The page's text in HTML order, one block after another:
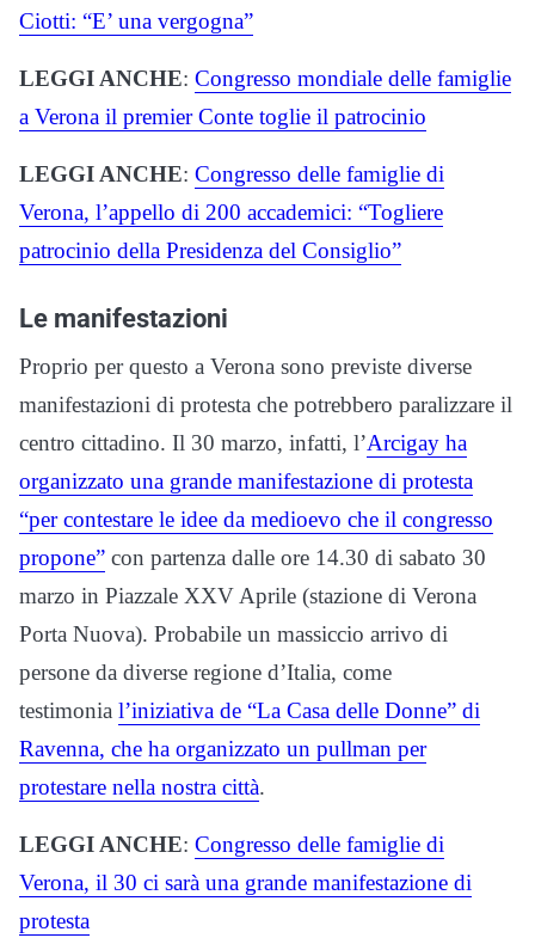
Ciotti: “E’ una vergogna”
LEGGI ANCHE: Congresso mondiale delle famiglie
a Verona il premier Conte toglie il patrocinio
LEGGI ANCHE: Congresso delle famiglie di
Verona, l’appello di 200 accademici: “Togliere
patrocinio della Presidenza del Consiglio”
Le manifestazioni
Proprio per questo a Verona sono previste diverse
manifestazioni di protesta che potrebbero paralizzare il
centro cittadino. Il 30 marzo, infatti, l’Arcigay ha
organizzato una grande manifestazione di protesta
“per contestare le idee da medioevo che il congresso
propone” con partenza dalle ore 14.30 di sabato 30
marzo in Piazzale XXV Aprile (stazione di Verona
Porta Nuova). Probabile un massiccio arrivo di
persone da diverse regione d’Italia, come
testimonia l’iniziativa de “La Casa delle Donne” di
Ravenna, che ha organizzato un pullman per
protestare nella nostra città.
LEGGI ANCHE: Congresso delle famiglie di
Verona, il 30 ci sarà una grande manifestazione di
protesta